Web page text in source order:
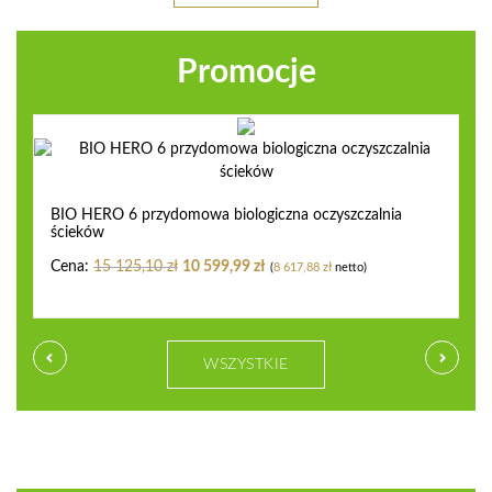
Promocje
BIO HERO 6 przydomowa biologiczna oczyszczalnia
ścieków
15 125,10zł 10 599,99 zł (8 617,88 złnetto)
WSZYSTKIE